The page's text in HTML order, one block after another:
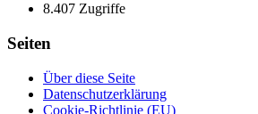
8.407 Zugriffe
Seiten
Über diese Seite
Datenschutzerklärung
Cookie-Richtlinie (EU)